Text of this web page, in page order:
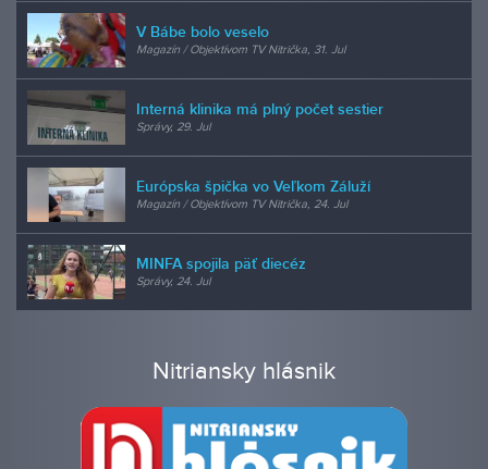
V Bábe bolo veselo
Magazín / Objektívom TV Nitrička, 31. Jul
Interná klinika má plný počet sestier
Správy, 29. Jul
Európska špička vo Veľkom Záluží
Magazín / Objektívom TV Nitrička, 24. Jul
MINFA spojila päť diecéz
Správy, 24. Jul
Nitriansky hlásnik